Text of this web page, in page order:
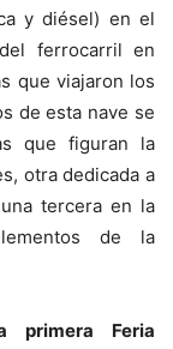
y diésel) en el
ferrocarril en
que viajaron los
de esta nave se
que figuran la
otra dedicada a
tercera en la
de la
primera Feria